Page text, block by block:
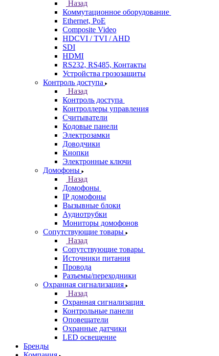
Назад
Коммутационное оборудование
Ethernet, PoE
Composite Video
HDCVI / TVI / AHD
SDI
HDMI
RS232, RS485, Контакты
Устройства грозозащиты
Контроль доступа
Назад
Контроль доступа
Контроллеры управления
Считыватели
Кодовые панели
Электрозамки
Доводчики
Кнопки
Электронные ключи
Домофоны
Назад
Домофоны
IP домофоны
Вызывные блоки
Аудиотрубки
Мониторы домофонов
Сопутствующие товары
Назад
Сопутствующие товары
Источники питания
Провода
Разъемы/переходники
Охранная сигнализация
Назад
Охранная сигнализация
Контрольные панели
Оповещатели
Охранные датчики
LED освещение
Бренды